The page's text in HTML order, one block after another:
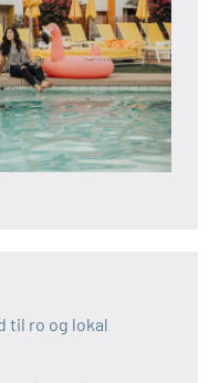
til ro og lokal